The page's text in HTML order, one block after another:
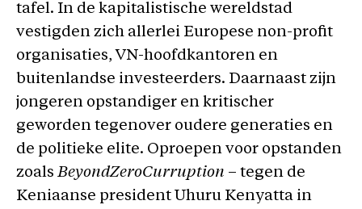
tafel. In de kapitalistische wereldstad
vestigden zich allerlei Europese non-profit
organisaties, VN-hoofdkantoren en
buitenlandse investeerders. Daarnaast zijn
jongeren opstandiger en kritischer
geworden tegenover oudere generaties en
de politieke elite. Oproepen voor opstanden
zoalsBeyondZeroCurruption – tegen de
Keniaanse president Uhuru Kenyatta in